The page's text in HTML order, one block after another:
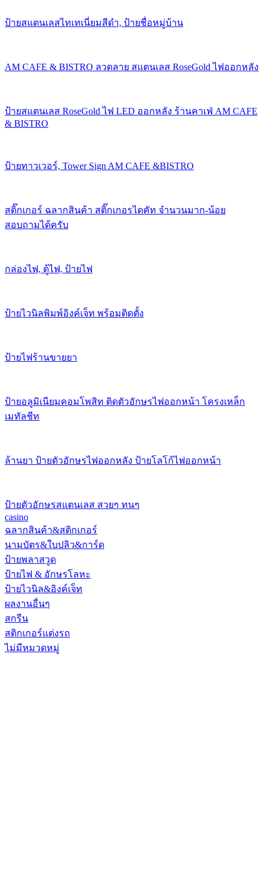
ป้ายสแตนเลสไทเทเนี่ยมสีดำ, ป้ายชื่อหมู่บ้าน
AM CAFE & BISTRO ลวดลาย สแตนเลส RoseGold ไฟออกหลัง
ป้ายสแตนเลส RoseGold ไฟ LED ออกหลัง ร้านคาเฟ่ AM CAFE
& BISTRO
ป้ายทาวเวอร์, Tower Sign AM CAFE &BISTRO
สติ๊กเกอร์ ฉลากสินค้า สติ๊กเกอรไดคัท จำนวนมาก-น้อย
สอบถามได้ครับ
กล่องไฟ, ตู้ไฟ, ป้ายไฟ
ป้ายไวนิลพิมพ์อิงค์เจ็ท พร้อมติดตั้ง
ป้ายไฟร้านขายยา
ป้ายอลูมิเนียมคอมโพสิท ติดตัวอักษรไฟออกหน้า โครงเหล็ก
เมทัลชีท
ล้านยา ป้ายตัวอักษรไฟออกหลัง ป้ายโลโก้ไฟออกหน้า
ป้ายตัวอักษรสแตนเลส สวยๆ ทนๆ
casino
ฉลากสินค้า&สติกเกอร์
นามบัตร&ใบปลิว&การ์ด
ป้ายพลาสวูด
ป้ายไฟ & อักษรโลหะ
ป้ายไวนิล&อิงค์เจ็ท
ผลงานอื่นๆ
สกรีน
สติกเกอร์แต่งรถ
ไม่มีหมวดหมู่